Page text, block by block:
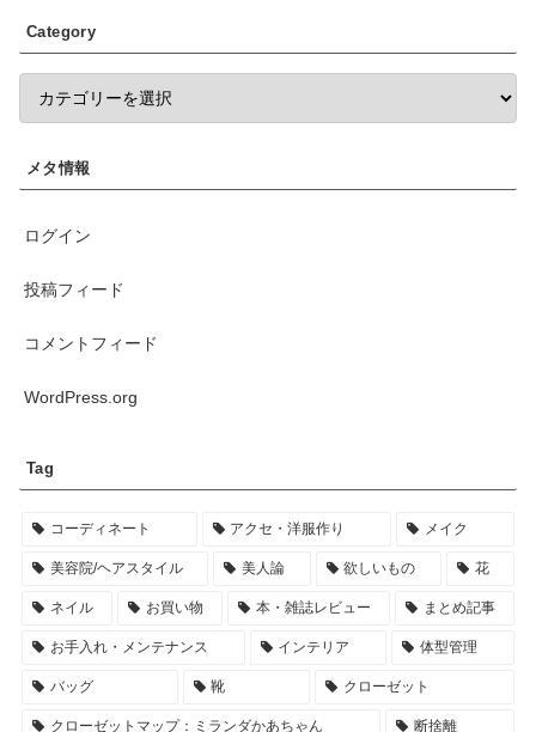
Category
メタ情報
ログイン
投稿フィード
コメントフィード
WordPress.org
Tag
コーディネート アクセ・洋服作り メイク
美容院/ヘアスタイル 美人論 欲しいもの 花
ネイル お買い物 本・雑誌レビュー まとめ記事
お手入れ・メンテナンス インテリア 体型管理
バッグ 靴 クローゼット
クローゼットマップ：ミランダかあちゃん 断捨離